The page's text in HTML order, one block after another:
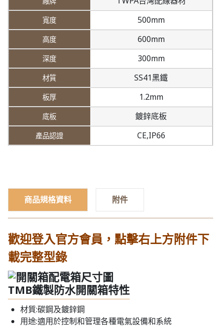
500mm
600mm
300mm
SS41黑鐵
1.2mm
鍍鋅底板
CE,IP66
商品規格資料 附件
歡迎登入官方會員，點擊右上方附件下
載完整型錄
TMB鐵製防水開關箱特性
材質:碳鋼及鍍鋅鋼
用途:適用於控制和管理各種電氣設備和系統